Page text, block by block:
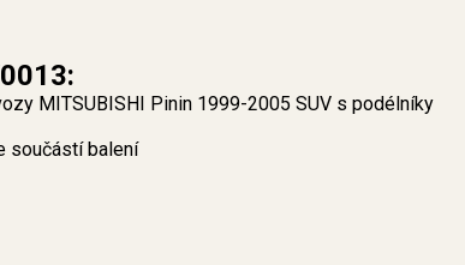
MITSUBISHI Pinin 1999-2005 SUV s podélníky
součástí balení